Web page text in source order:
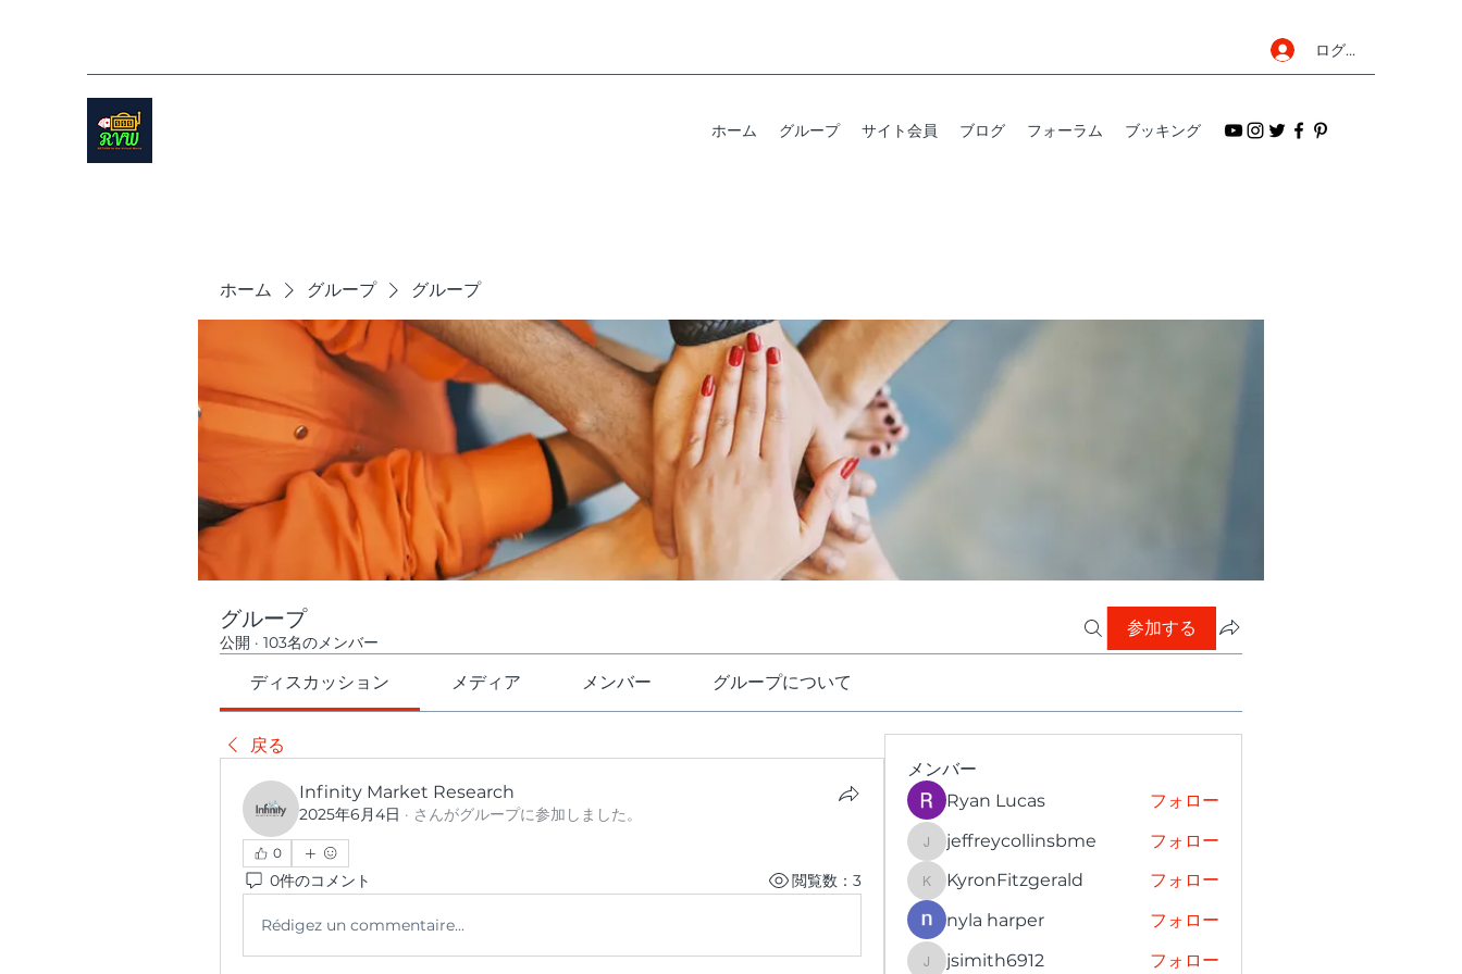
ログイン
ホーム グループ サイト会員 ブログ フォーラム ブッキング
ホーム グループ グループ
グループ
公開 · 103名のメンバー
参加する
ディスカッション メディア メンバー グループについて
戻る
Infinity Market Research
2025年6月4日 · さんがグループに参加しました。
0
0件のコメント 閲覧数：3
Rédigez un commentaire...
メンバー
Ryan Lucas フォロー
jeffreycollinsbme
jeffreycollinsbme フォロー
KyronFitzgerald
KyronFitzgerald
フォロー
nyla harper
フォロー
jsimith6912 フォロー